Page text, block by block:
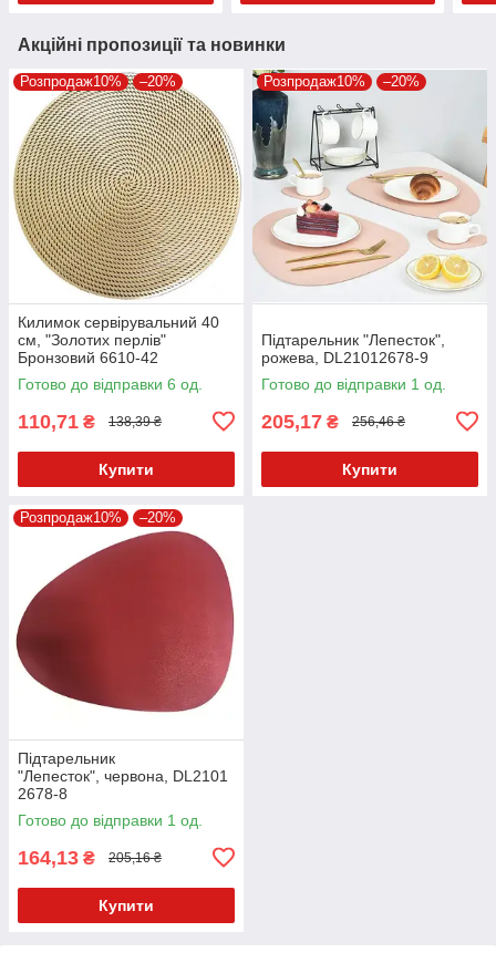
Акційні пропозиції та новинки
Розпродаж10% –20%
Килимок сервірувальний 40
см, "Золотих перлів"
Бронзовий 6610-42
Готово до відправки 6 од.
110,71 ₴ 138,39 ₴
Купити
Розпродаж10% –20%
Підтарельник "Лепесток",
рожева, DL21012678-9
Готово до відправки 1 од.
205,17 ₴ 256,46 ₴
Купити
Розпродаж10% –20%
Підтарельник
"Лепесток", червона, DL2101
2678-8
Готово до відправки 1 од.
164,13 ₴ 205,16 ₴
Купити